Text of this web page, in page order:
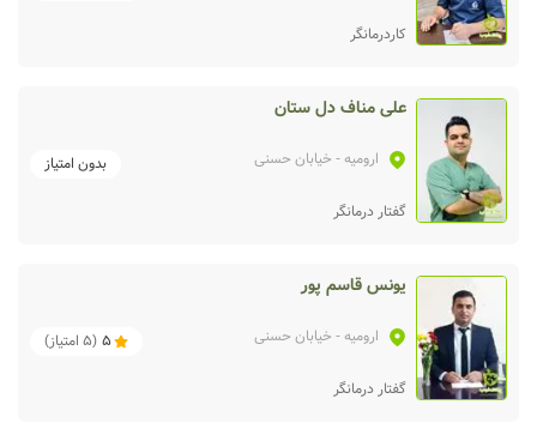
کاردرمانگر
علی مناف دل ستان
ارومیه- خیابان حسنی بدون امتیاز
گفتار درمانگر
یونس قاسم پور
ارومیه- خیابان حسنی 5
(
5 امتیاز)
گفتار درمانگر